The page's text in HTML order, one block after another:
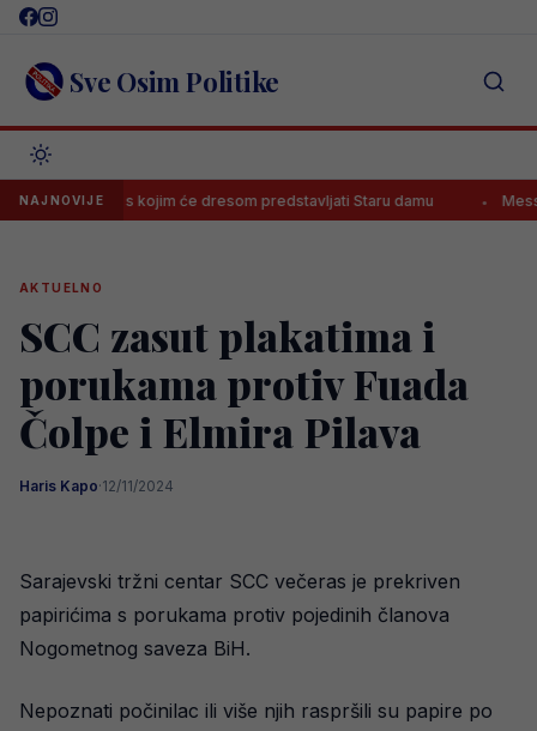
Skip
content Sve Osim Politike
NAJNOVIJEs kojim će dresom predstavljati Staru damu Messi
AKTUELNO
SCC zasut plakatima i
porukama protiv Fuada
Čolpe i Elmira Pilava
Haris Kapo·12/11/2024
Sarajevski tržni centar SCC večeras je prekriven
papirićima s porukama protiv pojedinih članova
Nogometnog saveza BiH.
Nepoznati počinilac ili više njih raspršili su papire po